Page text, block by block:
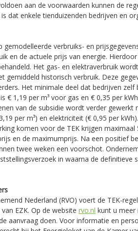
aan de voorwaarden kunnen de
dat enkele tienduizenden bedrijven en
gemodelleerde verbruiks- en
en de actuele prijs van energie.
Het gas- en elektraverbruik
gemiddeld historisch verbruik. Deze
Het minimale deel dat bedrijven zelf
€ 1,19 per m³ voor gas en € 0,35 per
van de subsidie wordt verder gewerkt
per m³) en elektriciteit (€ 0,95 per kWh).
komen voor de TEK krijgen maximaal
en de maximumprijs. Na een positief
twee weken een voorschot.
in waarna de definitieve
Nederland (RVO) voert de TEK-
EZK. Op de website rvo.nl kunt u
aanvraag doen. Voor informatie en